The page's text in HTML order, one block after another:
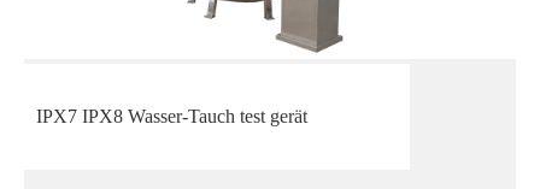
IPX7 IPX8 Wasser-Tauch test gerät